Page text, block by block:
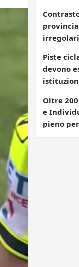
irregolari
Piste
devono
Oltre
e
pieno